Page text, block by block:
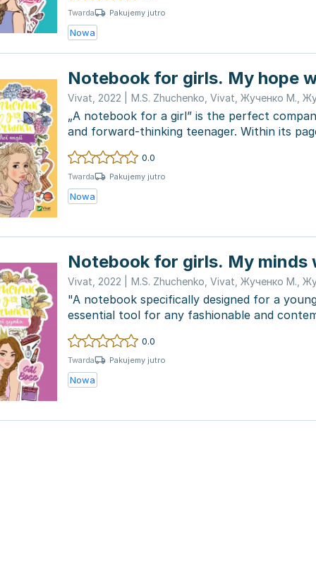
Twarda Pakujemy jutro
Nowa
Notebook for girls. My hope
Vivat 2022 M.S. Zhuchenko Vivat Жученко М.
„A notebook for a girl” is the perfect
and forward-thinking teenager. Within its
ide...
0.0
Twarda Pakujemy jutro
Nowa
Notebook for girls. My minds
Vivat 2022 M.S. Zhuchenko Vivat Жученко М.
"A notebook specifically designed for a
essential tool for any fashionable and
With...
0.0
Twarda Pakujemy jutro
Nowa